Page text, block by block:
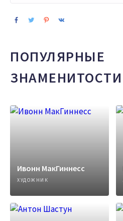
ПОПУЛЯРНЫЕ
ЗНАМЕНИТОСТИ
Ивонн МакГиннесс
ХУДОЖНИК